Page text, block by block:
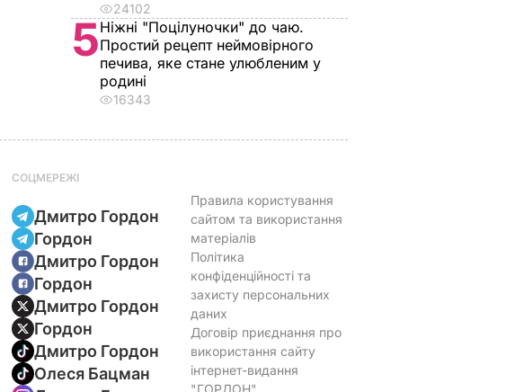
24102
5Ніжні "Поцілуночки" до чаю.
Простий рецепт неймовірного
печива, яке стане улюбленим у
родині
16343
СОЦМЕРЕЖІ
Дмитро Гордон
Гордон
Дмитро Гордон
Гордон
Дмитро Гордон
Гордон
Дмитро Гордон
Олеся Бацман
Правила користування
сайтом та використання
матеріалів
Політика
конфіденційності та
захисту персональних
даних
Договір приєднання про
використання сайту
інтернет-видання
"ГОРДОН"